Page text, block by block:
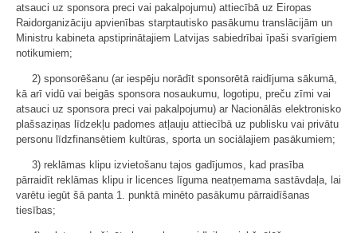
atsauci uz sponsora preci vai pakalpojumu) attiecībā uz Eiropas
Raidorganizāciju apvienības starptautisko pasākumu translācijām un
Ministru kabineta apstiprinātajiem Latvijas sabiedrībai īpaši svarīgiem
notikumiem;
2) sponsorēšanu (ar iespēju norādīt sponsorētā raidījuma sākumā,
kā arī vidū vai beigās sponsora nosaukumu, logotipu, preču zīmi vai
atsauci uz sponsora preci vai pakalpojumu) ar Nacionālās elektronisko
plašsaziņas līdzekļu padomes atļauju attiecībā uz publisku vai privātu
personu līdzfinansētiem kultūras, sporta un sociālajiem pasākumiem;
3) reklāmas klipu izvietošanu tajos gadījumos, kad prasība
pārraidīt reklāmas klipu ir licences līguma neatņemama sastāvdaļa, lai
varētu iegūt šā panta 1. punktā minēto pasākumu pārraidīšanas
tiesības;